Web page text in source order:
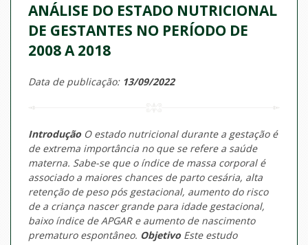
ANÁLISE DO ESTADO NUTRICIONAL
DE GESTANTES NO PERÍODO DE
2008 A 2018
Data de publicação: 13/09/2022
Introdução O estado nutricional durante a gestação é
de extrema importância no que se refere a saúde
materna. Sabe-se que o índice de massa corporal é
associado a maiores chances de parto cesária, alta
retenção de peso pós gestacional, aumento do risco
de a criança nascer grande para idade gestacional,
baixo índice de APGAR e aumento de nascimento
prematuro espontâneo. Objetivo Este estudo